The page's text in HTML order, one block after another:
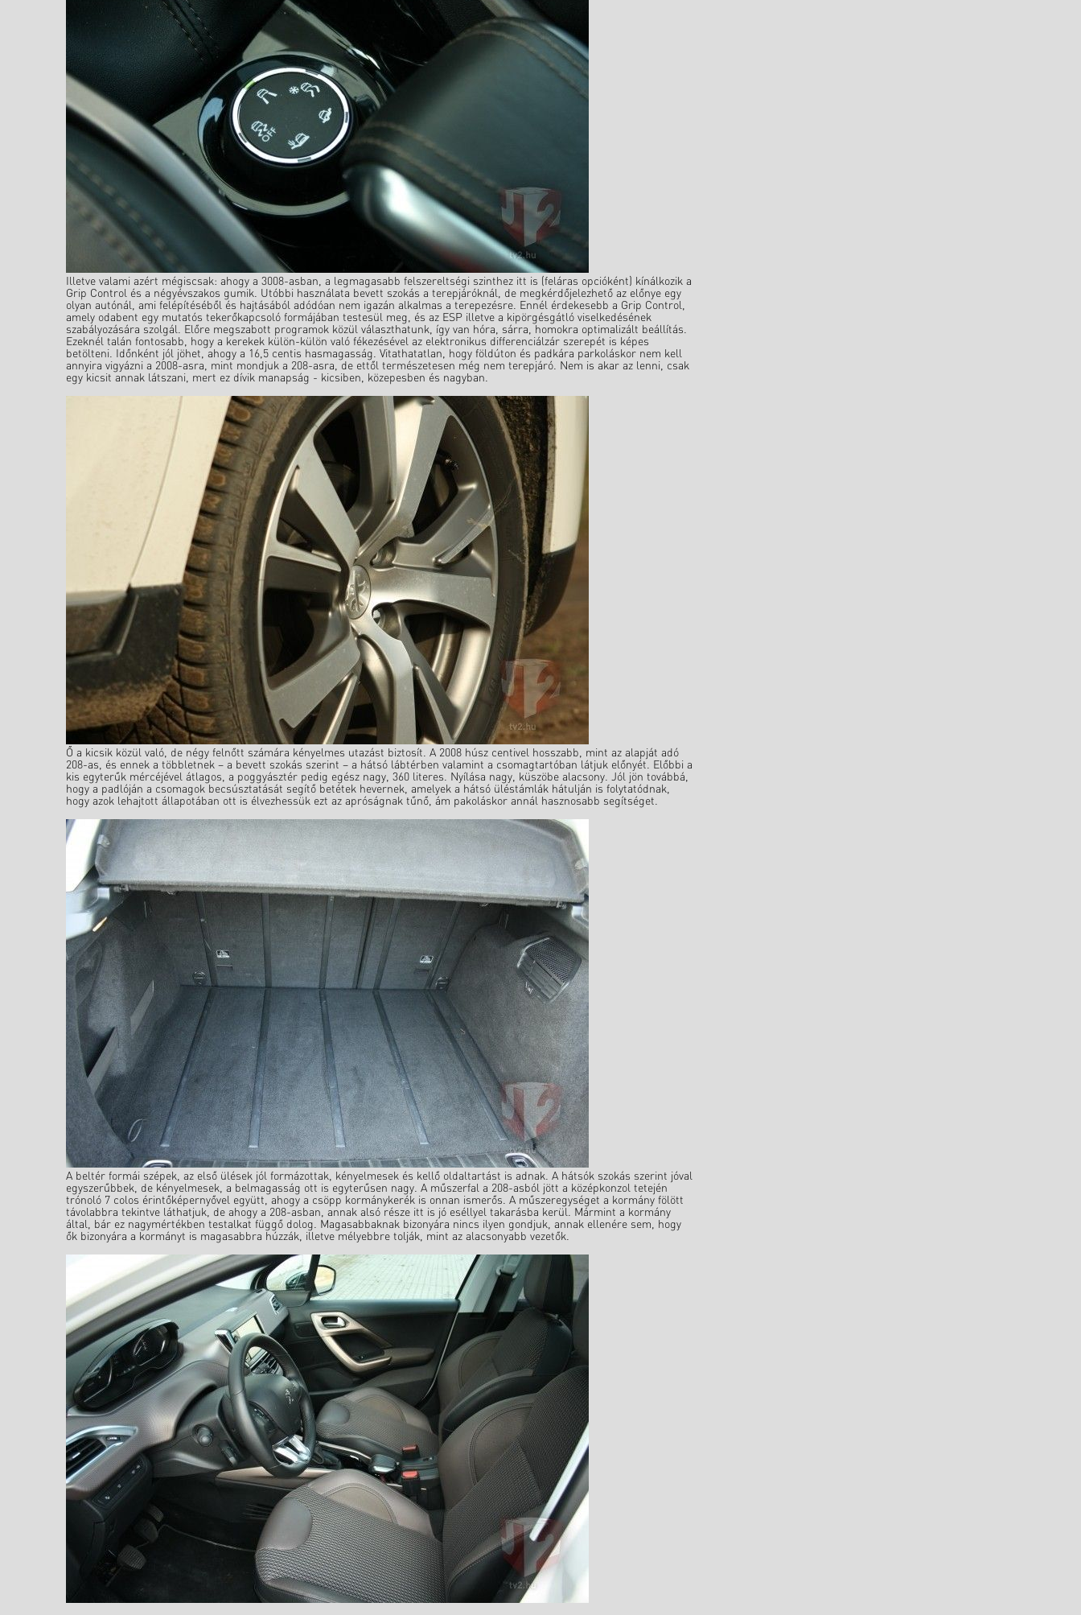
Illetve valami azért mégiscsak: ahogy a 3008-asban, a legmagasabb felszereltségi szinthez itt is (feláras opcióként) kínálkozik a
Grip Control és a négyévszakos gumik. Utóbbi használata bevett szokás a terepjáróknál, de megkérdőjelezhető az előnye egy
olyan autónál, ami felépítéséből és hajtásából adódóan nem igazán alkalmas a terepezésre. Ennél érdekesebb a Grip Control,
amely odabent egy mutatós tekerőkapcsoló formájában testesül meg, és az ESP illetve a kipörgésgátló viselkedésének
szabályozására szolgál. Előre megszabott programok közül választhatunk, így van hóra, sárra, homokra optimalizált beállítás.
Ezeknél talán fontosabb, hogy a kerekek külön-külön való fékezésével az elektronikus differenciálzár szerepét is képes
betölteni. Időnként jól jöhet, ahogy a 16,5 centis hasmagasság. Vitathatatlan, hogy földúton és padkára parkoláskor nem kell
annyira vigyázni a 2008-asra, mint mondjuk a 208-asra, de ettől természetesen még nem terepjáró. Nem is akar az lenni, csak
egy kicsit annak látszani, mert ez dívik manapság - kicsiben, közepesben és nagyban.
Ő a kicsik közül való, de négy felnőtt számára kényelmes utazást biztosít. A 2008 húsz centivel hosszabb, mint az alapját adó
208-as, és ennek a többletnek – a bevett szokás szerint – a hátsó lábtérben valamint a csomagtartóban látjuk előnyét. Előbbi a
kis egyterűk mércéjével átlagos, a poggyásztér pedig egész nagy, 360 literes. Nyílása nagy, küszöbe alacsony. Jól jön továbbá,
hogy a padlóján a csomagok becsúsztatását segítő betétek hevernek, amelyek a hátsó üléstámlák hátulján is folytatódnak,
hogy azok lehajtott állapotában ott is élvezhessük ezt az apróságnak tűnő, ám pakoláskor annál hasznosabb segítséget.
A beltér formái szépek, az első ülések jól formázottak, kényelmesek és kellő oldaltartást is adnak. A hátsók szokás szerint jóval
egyszerűbbek, de kényelmesek, a belmagasság ott is egyterűsen nagy. A műszerfal a 208-asból jött a középkonzol tetején
trónoló 7 colos érintőképernyővel együtt, ahogy a csöpp kormánykerék is onnan ismerős. A műszeregységet a kormány fölött
távolabbra tekintve láthatjuk, de ahogy a 208-asban, annak alsó része itt is jó eséllyel takarásba kerül. Mármint a kormány
által, bár ez nagymértékben testalkat függő dolog. Magasabbaknak bizonyára nincs ilyen gondjuk, annak ellenére sem, hogy
ők bizonyára a kormányt is magasabbra húzzák, illetve mélyebbre tolják, mint az alacsonyabb vezetők.